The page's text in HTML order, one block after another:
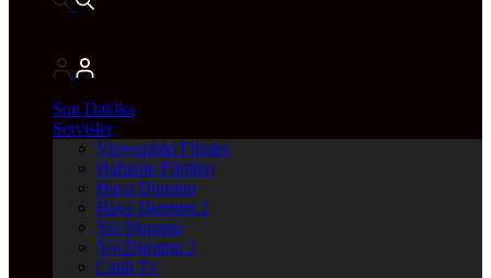
Son Dakika
Servisler
Vizyondaki Filmler
Haftanin Filmleri
Hava Durumu
Hava Durumu 2
Yol Durumu
Yol Durumu 2
Canlı Tv